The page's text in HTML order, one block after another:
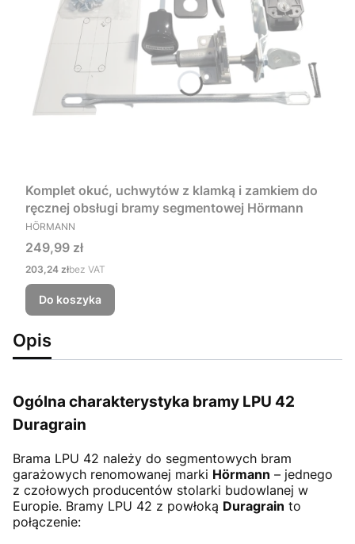
Komplet okuć, uchwytów z klamką i zamkiem do
ręcznej obsługi bramy segmentowej Hörmann
PRODUCENT
HÖRMANN
Cena
249,99 zł
Cena
203,24 złbez VAT
Do koszyka
Opis
Ogólna charakterystyka bramy LPU 42
Duragrain
Brama LPU 42 należy do segmentowych bram
garażowych renomowanej marki Hörmann – jednego
z czołowych producentów stolarki budowlanej w
Europie. Bramy LPU 42 z powłoką Duragrain to
połączenie: